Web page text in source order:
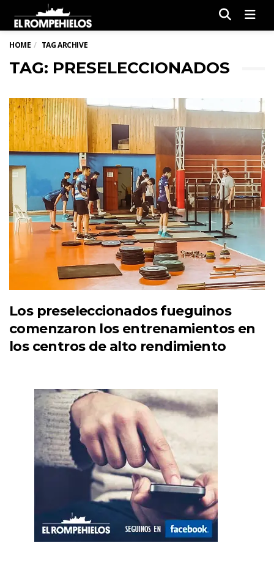
HOME TAG ARCHIVE
TAG: PRESELECCIONADOS
Los preseleccionados fueguinos
comenzaron los entrenamientos en
los centros de alto rendimiento